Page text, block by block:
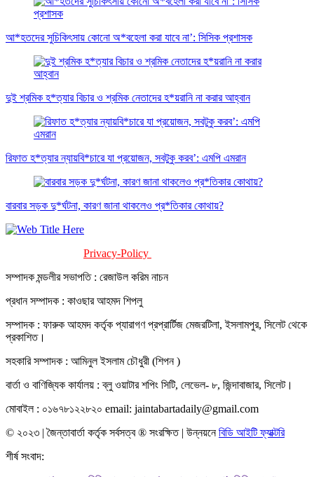
আ*হতদের সুচিকিৎসায় কোনো অ*বহেলা করা যাবে না’: সিসিক প্রশাসক
দুই শ্রমিক হ*ত্যার বিচার ও শ্রমিক নেতাদের হ*য়রানি না করার আহ্বান
রিফাত হ*ত্যার ন্যায়বি*চারে যা প্রয়োজন, সবটুকু করব’: এমপি এমরান
বারবার সড়ক দু*র্ঘটনা, কারণ জানা থাকলেও প্র*তিকার কোথায়?
Privacy-Policy
সম্পাদক মন্ডলীর সভাপতি : রেজাউল করিম নাচন
প্রধান সম্পাদক : কাওছার আহমদ শিপলু
সম্পাদক : ফারুক আহমদ কর্তৃক প্যারাগণ প্রপ্রার্টিজ মেজরটিলা, ইসলামপুর, সিলেট থেকে
প্রকাশিত।
সহকারি সম্পাদক : আমিনুল ইসলাম চৌধুরী (শিপন )
বার্তা ও বাণিজ্যিক কার্যালয় : ব্লু ওয়াটার শপিং সিটি, লেভেল- ৮, জিন্দাবাজার, সিলেট।
মোবাইল : ০১৬৭৮১২২৮২০ email: jaintabartadaily@gmail.com
© ২০২৩ | জৈন্তাবার্তা কর্তৃক সর্বসত্ব ® সংরক্ষিত | উন্নয়নেবিডি আইটি ফ্যাক্টরি
শীর্ষ সংবাদ: